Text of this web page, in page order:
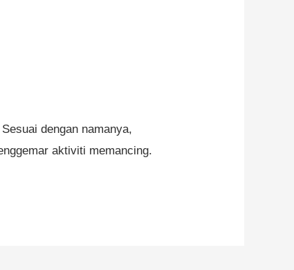
dengan namanya,
aktiviti memancing.